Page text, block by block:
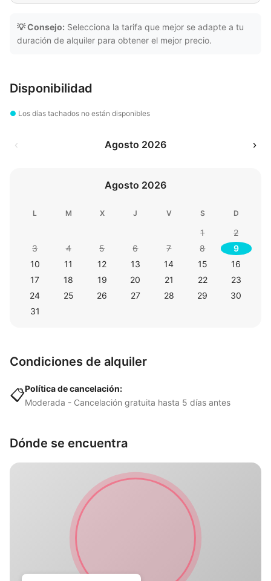
💡 Consejo: Selecciona la tarifa que mejor se adapte a tu
duración de alquiler para obtener el mejor precio.
Disponibilidad
● Los días tachados no están disponibles
‹ Agosto 2026 ›
Agosto 2026
L M X J V S D
1
2
3
4 5 6 7 8
9
10
11 12 13 14 15
16
17
18 19 20 21 22
23
24
25 26 27 28 29
30
31
Condiciones de alquiler
📋Política de cancelación:
Moderada - Cancelación gratuita hasta 5 días antes
Dónde se encuentra